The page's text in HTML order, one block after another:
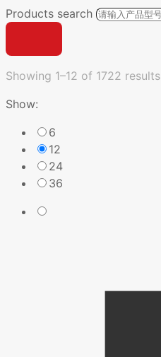
Products search
Showing 1–12 of 1722 results
Show:
6
12
24
36